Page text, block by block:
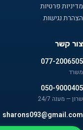
מדיניות פרטיות
הצהרת נגישות
צור קשר
077-2006505
משרד
050-9000405
שרון — מענה 24/7
sharons093@gmail.com